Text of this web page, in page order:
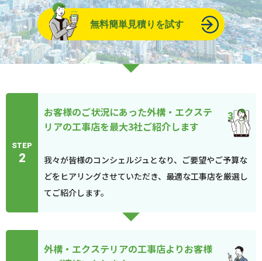
無料簡単見積りを試す
STEP
2
お客様のご状況にあった外構・エクステ
リアの工事店を最大3社ご紹介します
我々が皆様のコンシェルジュとなり、ご要望やご予算な
どをヒアリングさせていただき、最適な工事店を厳選し
てご紹介します。
外構・エクステリアの工事店よりお客様